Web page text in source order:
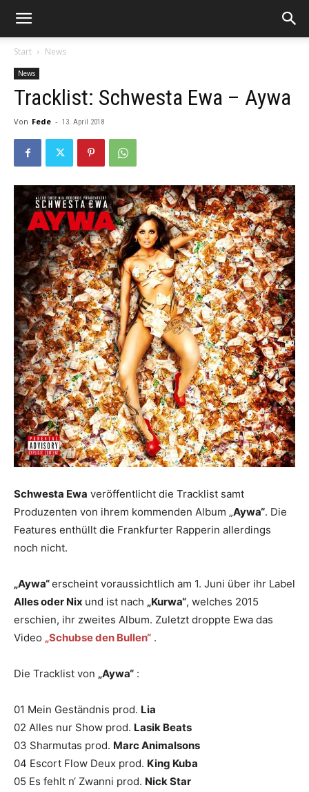
Start News
News
Tracklist: Schwesta Ewa – Aywa
Von Fede - 13. April 2018
Schwesta Ewa veröffentlicht die Tracklist samt
Produzenten von ihrem kommenden Album „Aywa“. Die
Features enthüllt die Frankfurter Rapperin allerdings
noch nicht.
„Aywa“erscheint voraussichtlich am 1. Juni über ihr Label
Alles oder Nix und ist nach „Kurwa“, welches 2015
erschien, ihr zweites Album. Zuletzt droppte Ewa das
Video „Schubse den Bullen“ .
Die Tracklist von „Aywa“ :
01 Mein Geständnis prod. Lia
02 Alles nur Show prod. Lasik Beats
03 Sharmutas prod. Marc Animalsons
04 Escort Flow Deux prod. King Kuba
05 Es fehlt n‘ Zwanni prod. Nick Star